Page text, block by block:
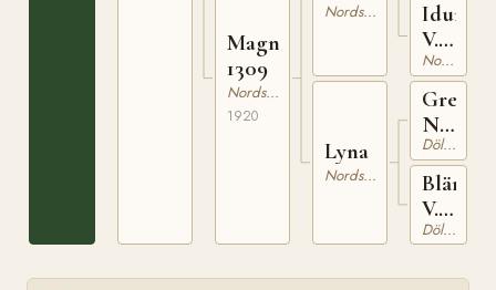
Magna
1309
Nordsvensk Brukshäst
1920
Vrml. Nordsvensk Brukshäst
Lyna
Nordsvensk Brukshäst
Iduna
V.S.B.
121Nordsvensk Brukshäst
Greven
N
526Dölehäst
Blända
V.S.B.
49Dölehäst